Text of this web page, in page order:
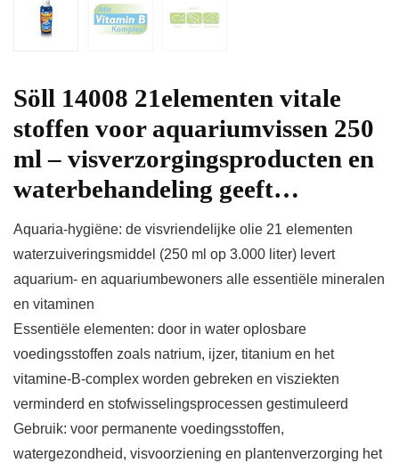
Söll 14008 21elementen vitale
stoffen voor aquariumvissen 250
ml – visverzorgingsproducten en
waterbehandeling geeft…
Aquaria-hygiëne: de visvriendelijke olie 21 elementen
waterzuiveringsmiddel (250 ml op 3.000 liter) levert
aquarium- en aquariumbewoners alle essentiële mineralen
en vitaminen
Essentiële elementen: door in water oplosbare
voedingsstoffen zoals natrium, ijzer, titanium en het
vitamine-B-complex worden gebreken en visziekten
verminderd en stofwisselingsprocessen gestimuleerd
Gebruik: voor permanente voedingsstoffen,
watergezondheid, visvoorziening en plantenverzorging het